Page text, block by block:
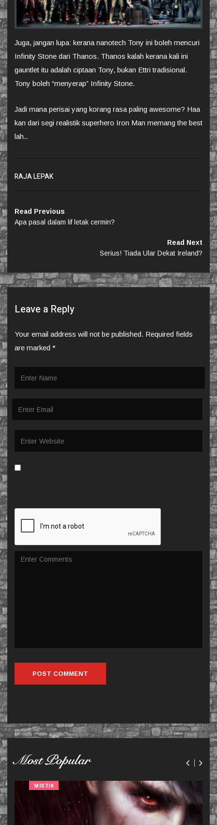
Juga, jangan lupa: kerana nanotech Tony ini boleh mencuri
Infinity Stone dari Thanos. Thanos kalah kerana kali ini
gauntlet itu adalah ciptaan Tony, bukan Ettri tradisional.
Tony boleh “menyerap” Infinity Stone.
Jadi mana perisai yang korang rasa paling awesome? Haa
kan dari segi realistik superhero Iron Man memang the best
lah..
RAJA LEPAK
Read Previous
Apa pasal dalam lif letak cermin?
Read Next
Serius! Tiada Ular Dekat Ireland?
Leave a Reply
Your email address will not be published. Required fields
are marked *
Most Popular
MISTIK